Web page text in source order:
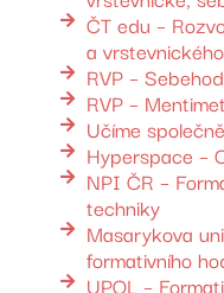
ČT edu –
a
RVP –
RVP –
Učíme
Hyperspace –
NPI ČR –
techniky
Masarykova
formativního
UPOL –